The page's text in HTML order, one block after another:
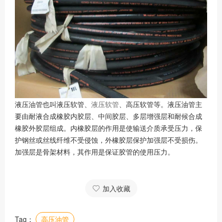
液压油管也叫液压软管、 液压软管、高压软管等。液压油管主
要由耐液合成橡胶内胶层、中间胶层、多层增强层和耐候合成
橡胶外胶层组成。内橡胶层的作用是使输送介质承受压力，保
护钢丝或丝线纤维不受侵蚀，外橡胶层保护加强层不受损伤。
加强层是骨架材料，其作用是保证胶管的使用压力。
加入收藏
Tag： 高压油管